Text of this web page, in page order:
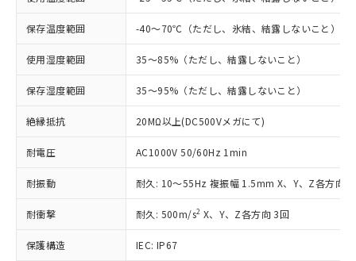
保存温度範囲 -40～70℃（ただし、氷結、結露しないこと）
使用湿度範囲 35～85%（ただし、結露しないこと）
保存湿度範囲 35～95%（ただし、結露しないこと）
絶縁抵抗 20MΩ以上(DC500Vメガにて)
耐電圧 AC1000V 50/60Hz 1min
耐振動 耐久: 10～55Hz 複振幅 1.5mm X、Y、Z各方向
耐衝撃 耐久: 500m/s2 X、Y、Z各方向 3回
保護構造 IEC: IP67
ご利用条件
以下の条件をお読みいただき、同意のうえ
ご利用ください。
本サービスは、当社制御機器事業取扱
商品の当社在庫状況および標準価格
(税抜)を提供させていただくもので
当社制御機器事業取扱商品の中には、
本サービスの対象外となる商品もある
ことをご了承ください。
在庫状況および標準価格照会結果は、
記載している更新日時点での社内デー
対応予定：EU RoHS指令（10物質）の非含
有に対応した製品に切り替える予定のある
対応予定なし：EU RoHS指令（10物質）の
定はありません。
調査・確認中：EU RoHS指令（10物質）の
非含有の対応状況を調査中または確認中の
非該当品：ライセンス料など無形物で、有
害物質有無と関係のない商品です。
仕入先様の事情により、非含有部品として
いたものが、含有品と判明した場合などや
むを得ず変更することがあります。
※1 中国RoHS○×表
「○」：最大均質材料含有率が中国RoHSの
基準値以下であることを示します。
「×」：最大均質材料含有率が中国RoHSの
基準値を超えていることを示します。
「－」：未確認です。当社販売部門へお問
い合わせください。
当社は、これら貴社製品のうち、外国
為替および外国貿易法に定める商品
（以下｢規制貨物等」という）を輸出